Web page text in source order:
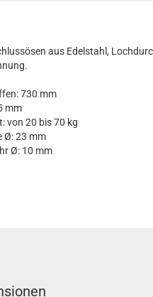
aus Edelstahl,
730 mm
mm
von 20 bis 70 kg
Ø: 23 mm
Ø: 10 mm